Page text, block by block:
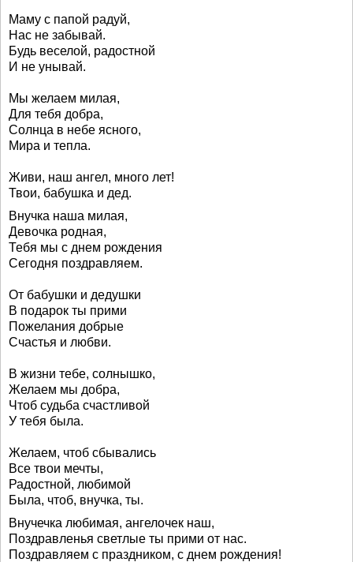
Маму с папой радуй,
Нас не забывай.
Будь веселой, радостной
И не унывай.
Мы желаем милая,
Для тебя добра,
Солнца в небе ясного,
Мира и тепла.
Живи, наш ангел, много лет!
Твои, бабушка и дед.
Внучка наша милая,
Девочка родная,
Тебя мы с днем рождения
Сегодня поздравляем.
От бабушки и дедушки
В подарок ты прими
Пожелания добрые
Счастья и любви.
В жизни тебе, солнышко,
Желаем мы добра,
Чтоб судьба счастливой
У тебя была.
Желаем, чтоб сбывались
Все твои мечты,
Радостной, любимой
Была, чтоб, внучка, ты.
Внучечка любимая, ангелочек наш,
Поздравленья светлые ты прими от нас.
Поздравляем с праздником, с днем рождения!